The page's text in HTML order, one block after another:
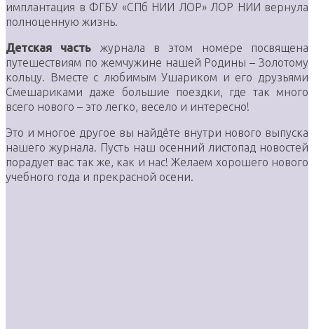
имплантация в ФГБУ «СПб НИИ ЛОР» ЛОР НИИ вернула
полноценную жизнь.
Детская часть журнала в этом номере посвящена
путешествиям по жемчужине нашей Родины – Золотому
кольцу. Вместе с любимым Ушариком и его друзьями
Смешариками даже большие поездки, где так много
всего нового – это легко, весело и интересно!
Это и многое другое вы найдёте внутри нового выпуска
нашего журнала. Пусть наш осенний листопад новостей
порадует вас так же, как и нас! Желаем хорошего нового
учебного года и прекрасной осени.